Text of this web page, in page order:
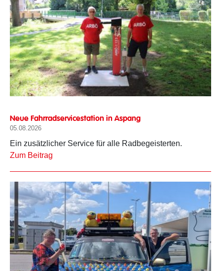
Neue Fahrradservicestation in Aspang
05.08.2026
Ein zusätzlicher Service für alle Radbegeisterten.
Zum Beitrag